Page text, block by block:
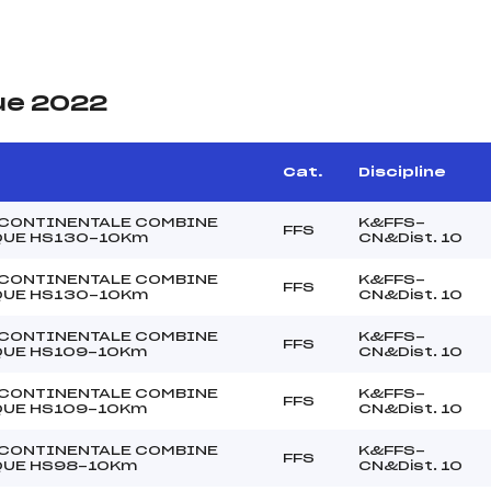
2022
Cat. Discipline
COMBINE
HS130-10Km
FFS
K&FFS-
CN&Dist. 10
COMBINE
HS130-10Km
FFS
K&FFS-
CN&Dist. 10
COMBINE
HS109-10Km
FFS
K&FFS-
CN&Dist. 10
COMBINE
HS109-10Km
FFS
K&FFS-
CN&Dist. 10
COMBINE
HS98-10Km
FFS
K&FFS-
CN&Dist. 10